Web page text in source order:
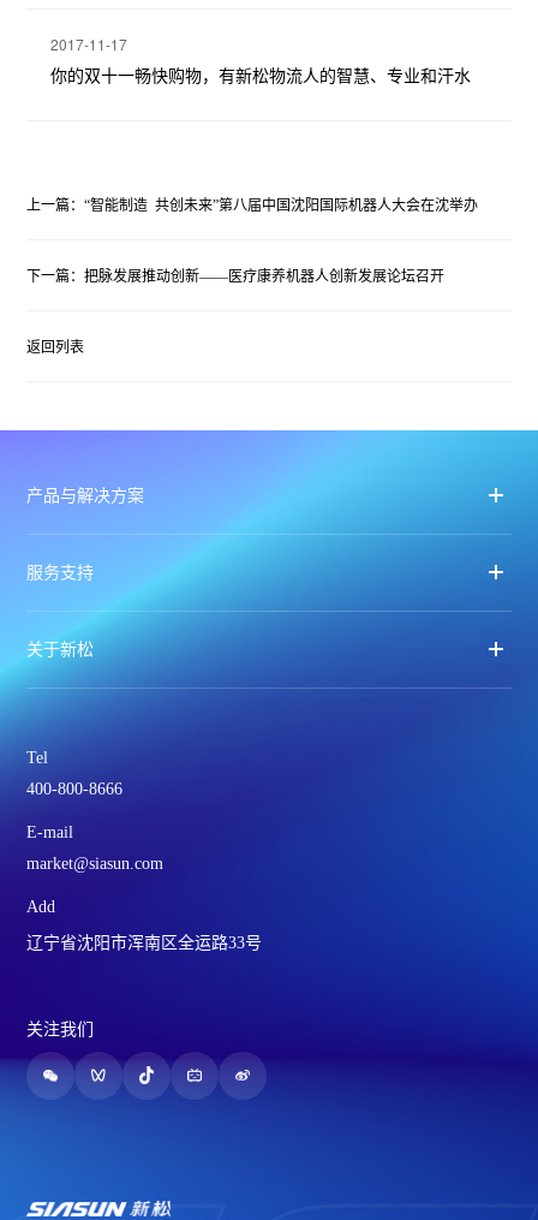
2017-11-17
你的双十一畅快购物，有新松物流人的智慧、专业和汗水
上一篇：“智能制造 共创未来”第八届中国沈阳国际机器人大会在沈举办
下一篇：把脉发展推动创新——医疗康养机器人创新发展论坛召开
返回列表
产品与解决方案
服务支持
关于新松
Tel
400-800-8666
E-mail
market@siasun.com
Add
辽宁省沈阳市浑南区全运路33号
关注我们